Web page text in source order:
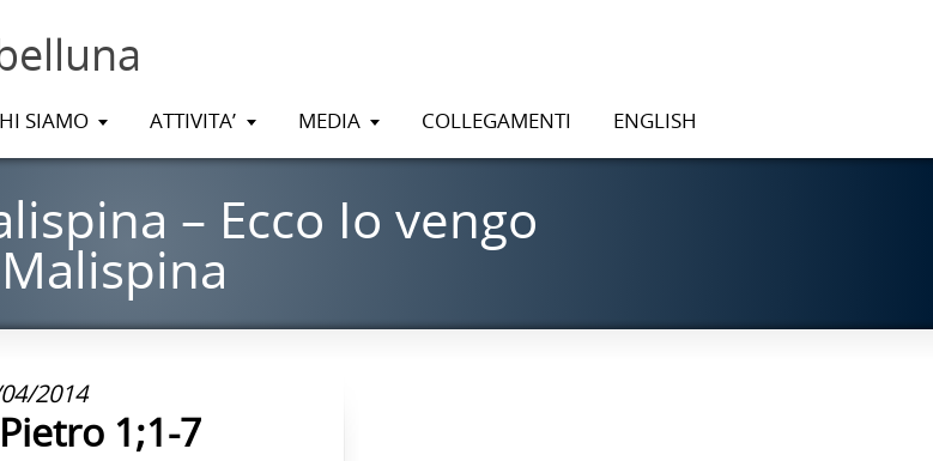
SIAMO ATTIVITA’ MEDIA COLLEGAMENTI ENGLISH
– Ecco Io vengo
2014
1;1-7